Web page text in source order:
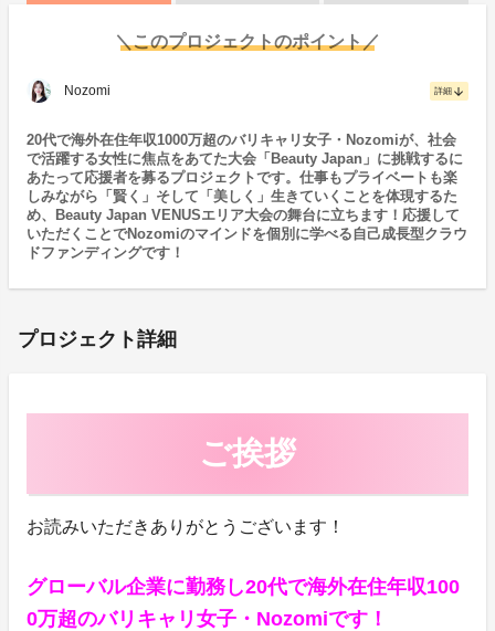
＼このプロジェクトのポイント／
Nozomi 詳細 arrow_downward
20代で海外在住年収1000万超のバリキャリ女子・Nozomiが、社会
で活躍する女性に焦点をあてた大会「Beauty Japan」に挑戦するに
あたって応援者を募るプロジェクトです。仕事もプライベートも楽
しみながら「賢く」そして「美しく」生きていくことを体現するた
め、Beauty Japan VENUSエリア大会の舞台に立ちます！応援して
いただくことでNozomiのマインドを個別に学べる自己成長型クラウ
ドファンディングです！
プロジェクト詳細
ご挨拶
お読みいただきありがとうございます！
グローバル企業に勤務し20代で海外在住年収100
0万超のバリキャリ女子・Nozomiです！